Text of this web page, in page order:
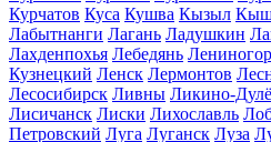
Курчатов Куса Кушва Кызыл
Лабытнанги Лагань Ладушкин
Лахденпохья Лебедянь
Кузнецкий Ленск Лермонтов
Лесосибирск Ливны Ликино-
Лисичанск Лиски Лихославль
Петровский Луга Луганск Луза